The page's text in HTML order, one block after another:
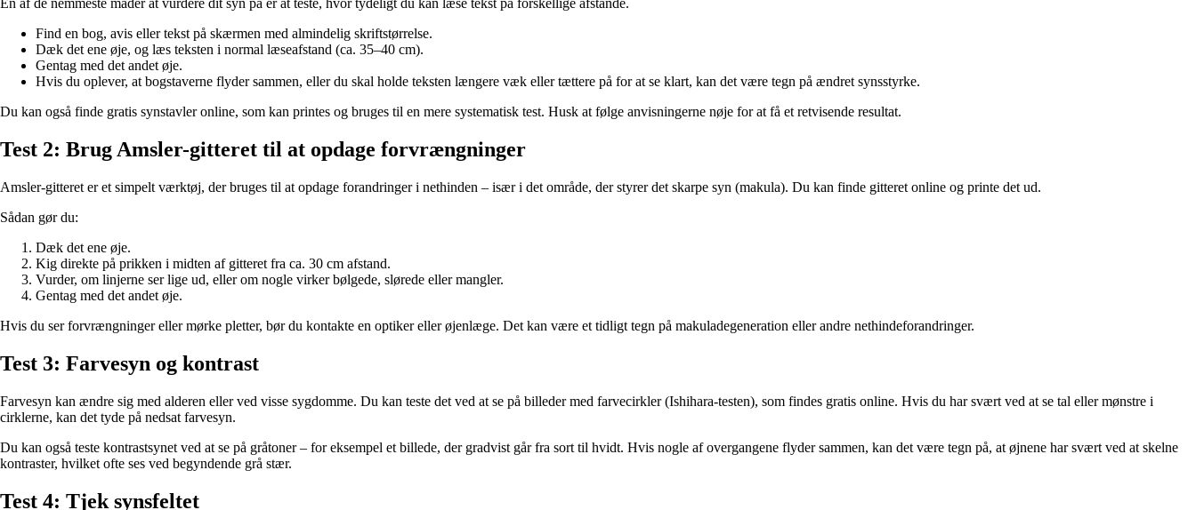
En af de nemmeste måder at vurdere dit syn på er at teste, hvor tydeligt du kan læse tekst på forskellige afstande.
Find en bog, avis eller tekst på skærmen med almindelig skriftstørrelse.
Dæk det ene øje, og læs teksten i normal læseafstand (ca. 35–40 cm).
Gentag med det andet øje.
Hvis du oplever, at bogstaverne flyder sammen, eller du skal holde teksten længere væk eller tættere på for at se klart, kan det være tegn på ændret synsstyrke.
Du kan også finde gratis synstavler online, som kan printes og bruges til en mere systematisk test. Husk at følge anvisningerne nøje for at få et retvisende resultat.
Test 2: Brug Amsler-gitteret til at opdage forvrængninger
Amsler-gitteret er et simpelt værktøj, der bruges til at opdage forandringer i nethinden – især i det område, der styrer det skarpe syn (makula). Du kan finde gitteret online og printe det ud.
Sådan gør du:
Dæk det ene øje.
Kig direkte på prikken i midten af gitteret fra ca. 30 cm afstand.
Vurder, om linjerne ser lige ud, eller om nogle virker bølgede, slørede eller mangler.
Gentag med det andet øje.
Hvis du ser forvrængninger eller mørke pletter, bør du kontakte en optiker eller øjenlæge. Det kan være et tidligt tegn på makuladegeneration eller andre nethindeforandringer.
Test 3: Farvesyn og kontrast
Farvesyn kan ændre sig med alderen eller ved visse sygdomme. Du kan teste det ved at se på billeder med farvecirkler (Ishihara-testen), som findes gratis online. Hvis du har svært ved at se tal eller mønstre i
cirklerne, kan det tyde på nedsat farvesyn.
Du kan også teste kontrastsynet ved at se på gråtoner – for eksempel et billede, der gradvist går fra sort til hvidt. Hvis nogle af overgangene flyder sammen, kan det være tegn på, at øjnene har svært ved at skelne
kontraster, hvilket ofte ses ved begyndende grå stær.
Test 4: Tjek synsfeltet